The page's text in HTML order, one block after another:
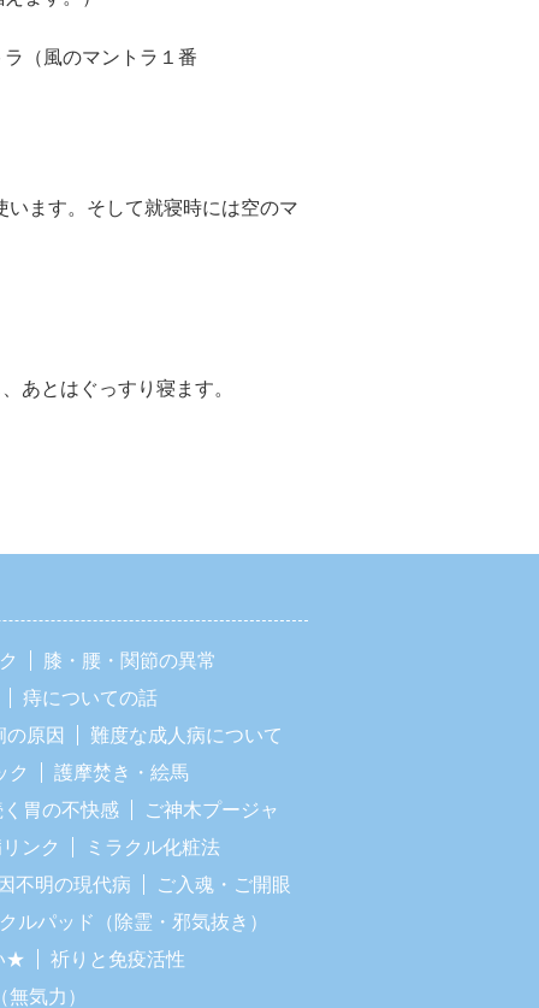
ラ（風のマントラ１番
そして就寝時には空のマ
とはぐっすり寝ます。
膝・腰・関節の異常
痔についての話
の原因
難度な成人病について
ク
護摩焚き・絵馬
胃の不快感
ご神木プージャ
ンク
ミラクル化粧法
不明の現代病
ご入魂・ご開眼
ルパッド（除霊・邪気抜き）
★
祈りと免疫活性
気力）